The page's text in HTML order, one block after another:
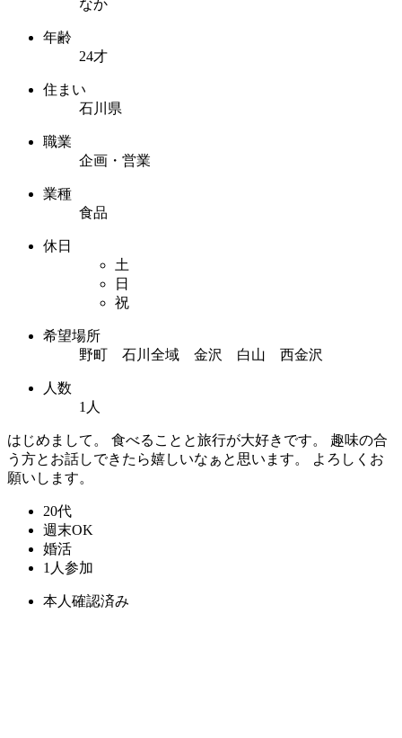
なか
年齢
24才
住まい
石川県
職業
企画・営業
業種
食品
休日
土
日
祝
希望場所
野町 石川全域 金沢 白山 西金沢
人数
1人
はじめまして。 食べることと旅行が大好きです。 趣味の合
う方とお話しできたら嬉しいなぁと思います。 よろしくお
願いします。
20代
週末OK
婚活
1人参加
本人確認済み